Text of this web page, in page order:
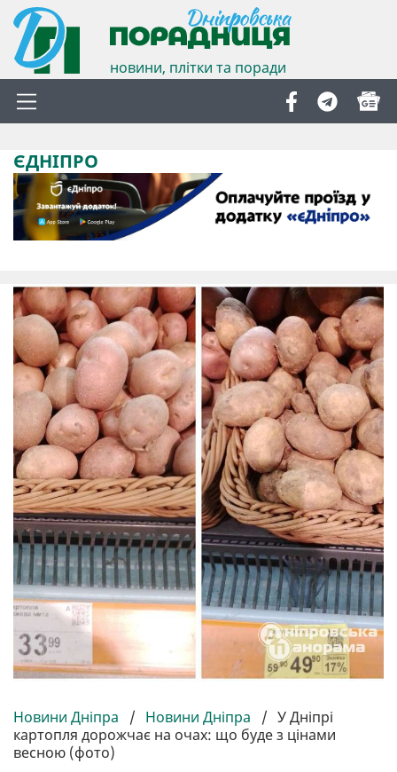
новини, плітки та поради
ЄДНІПРО
Новини Дніпра / Новини Дніпра / У Дніпрі
картопля дорожчає на очах: що буде з цінами
весною (фото)